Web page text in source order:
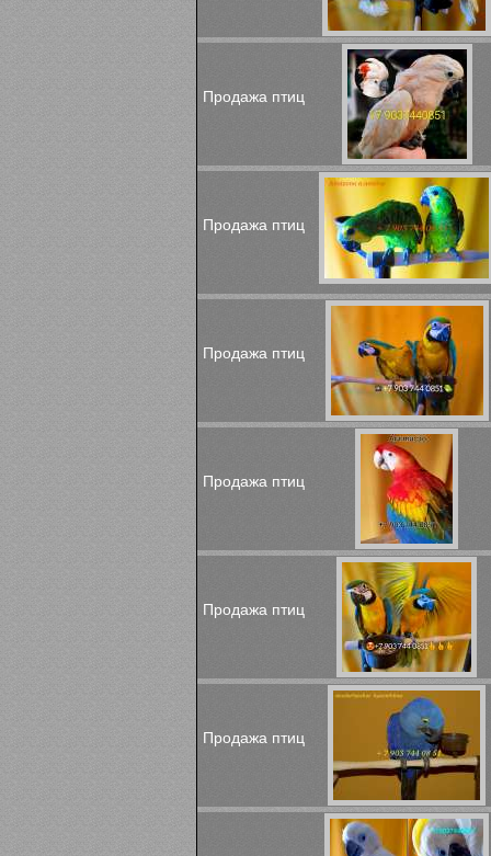
Продажа птиц
Продажа птиц
Продажа птиц
Продажа птиц
Продажа птиц
Продажа птиц